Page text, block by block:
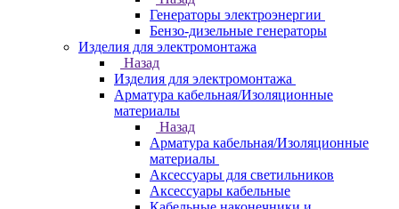
Генераторы электроэнергии
Бензо-дизельные генераторы
Изделия для электромонтажа
Назад
Изделия для электромонтажа
Арматура кабельная/Изоляционные
материалы
Назад
Арматура кабельная/Изоляционные
материалы
Аксессуары для светильников
Аксессуары кабельные